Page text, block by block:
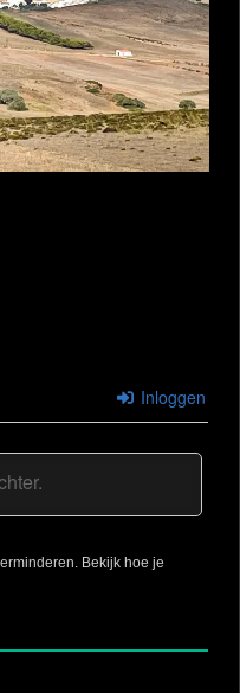
Inloggen
Bekijk hoe je